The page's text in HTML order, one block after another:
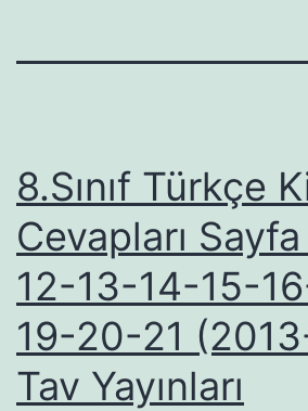
8.Sınıf Türkçe
Cevapları
12-13-14-15-
19-20-21
Tav Yayınları